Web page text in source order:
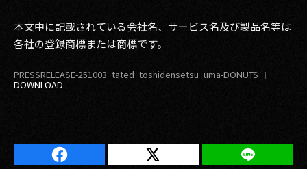
本文中に記載されている会社名、サービス名及び製品名等は
各社の登録商標または商標です。
PRESSRELEASE-251003_tated_toshidensetsu_uma-DONUTS